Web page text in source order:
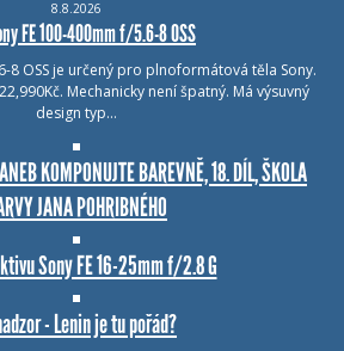
8.8.2026
FE 100-400mm f/5.6-8 OSS
8 OSS je určený pro plnoformátová těla Sony.
Mechanicky není špatný. Má výsuvný
design typ…
KOMPONUJTE BAREVNĚ, 18. DÍL, ŠKOLA
JANA POHRIBNÉHO
Sony FE 16-25mm f/2.8 G
- Lenin je tu pořád?